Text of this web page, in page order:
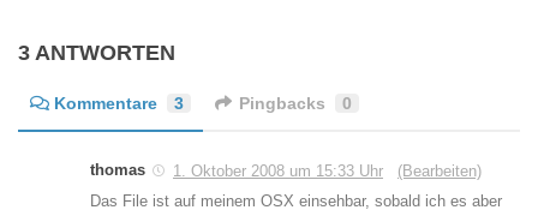
3 ANTWORTEN
Kommentare 3 Pingbacks 0
thomas 1. Oktober 2008 um 15:33 Uhr
(Bearbeiten)
Das File ist auf meinem OSX einsehbar, sobald ich es aber